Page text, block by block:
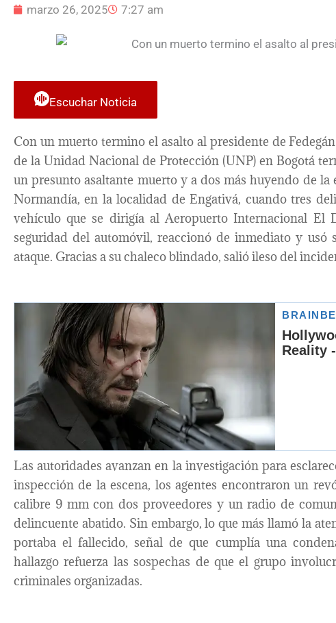
marzo 26, 2025 7:27 am
Escuchar Noticia
Con un muerto termino el asalto al presidente de
de la Unidad Nacional de Protección (UNP) en Bogotá
un presunto asaltante muerto y a dos más huyendo de
Normandía, en la localidad de Engativá, cuando tres
vehículo que se dirigía al Aeropuerto Internacional El
seguridad del automóvil, reaccionó de inmediato y usó
ataque. Gracias a su chaleco blindado, salió ileso del
Las autoridades avanzan en la investigación para
inspección de la escena, los agentes encontraron un
calibre 9 mm con dos proveedores y un radio de
delincuente abatido. Sin embargo, lo que más llamó la
portaba el fallecido, señal de que cumplía una
hallazgo refuerza las sospechas de que el grupo
criminales organizadas.